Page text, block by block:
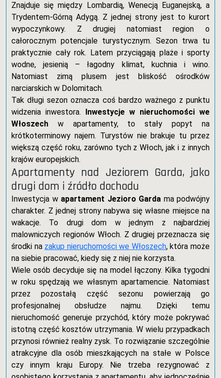
Znajduje się między Lombardią, Wenecją Euganejską, a
Trydentem-Górną Adygą. Z jednej strony jest to kurort
wypoczynkowy. Z drugiej natomiast region o
całorocznym potencjale turystycznym. Sezon trwa tu
praktycznie cały rok. Latem przyciągają plaże i sporty
wodne, jesienią – łagodny klimat, kuchnia i wino.
Natomiast zimą plusem jest bliskość ośrodków
narciarskich w Dolomitach.
Tak długi sezon oznacza coś bardzo ważnego z punktu
widzenia inwestora.
Inwestycje w nieruchomości we
Włoszech w apartamenty, to stały popyt na
krótkoterminowy najem. Turystów nie brakuje tu przez
większą część roku, zarówno tych z Włoch, jak i z innych
krajów europejskich.
Apartamenty nad Jeziorem Garda, jako
drugi dom i źródło dochodu
Inwestycja w apartament Jezioro Garda ma podwójny
charakter. Z jednej strony nabywa się własne miejsce na
wakacje. To drugi dom w jednym z najbardziej
malowniczych regionów Włoch. Z drugiej przeznacza się
środki na zakup nieruchomości we Włoszech, która może
na siebie pracować, kiedy się z niej nie korzysta.
Wiele osób decyduje się na model łączony. Kilka tygodni
w roku spędzają we własnym apartamencie. Natomiast
przez pozostałą część sezonu powierzają go
profesjonalnej obsłudze najmu. Dzięki temu
nieruchomość generuje przychód, który może pokrywać
istotną część kosztów utrzymania. W wielu przypadkach
przynosi również realny zysk. To rozwiązanie szczególnie
atrakcyjne dla osób mieszkających na stałe w Polsce
czy innym kraju Europy. Nie trzeba rezygnować z